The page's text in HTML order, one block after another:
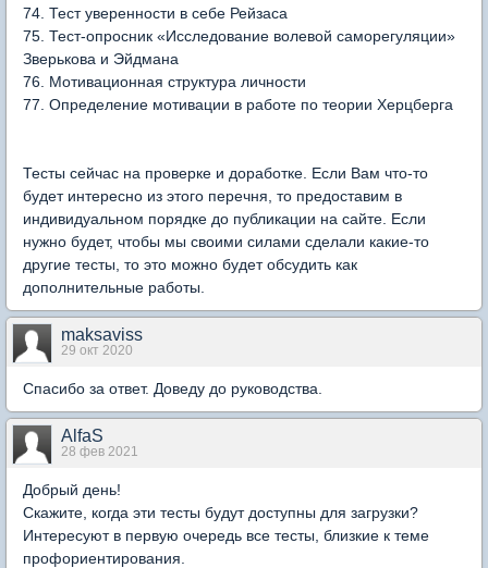
74. Тест уверенности в себе Рейзаса
75. Тест-опросник «Исследование волевой саморегуляции»
Зверькова и Эйдмана
76. Мотивационная структура личности
77. Определение мотивации в работе по теории Херцберга
Тесты сейчас на проверке и доработке. Если Вам что-то
будет интересно из этого перечня, то предоставим в
индивидуальном порядке до публикации на сайте. Если
нужно будет, чтобы мы своими силами сделали какие-то
другие тесты, то это можно будет обсудить как
дополнительные работы.
maksaviss
29 окт 2020
Спасибо за ответ. Доведу до руководства.
AlfaS
28 фев 2021
Добрый день!
Скажите, когда эти тесты будут доступны для загрузки?
Интересуют в первую очередь все тесты, близкие к теме
профориентирования.